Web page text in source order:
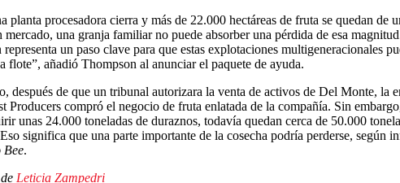
planta procesadora cierra y más de 22.000 hectáreas de fruta se quedan de
mercado, una granja familiar no puede absorber una pérdida de esa
un paso clave para que estas explotaciones multigeneracionales
flote”, añadió Thompson al anunciar el paquete de ayuda.
después de que un tribunal autorizara la venta de activos de Del Monte, la
Producers compró el negocio de fruta enlatada de la compañía. Sin
unas 24.000 toneladas de duraznos, todavía quedan cerca de 50.000
significa que una parte importante de la cosecha podría perderse, según
Bee.
Leticia Zampedri